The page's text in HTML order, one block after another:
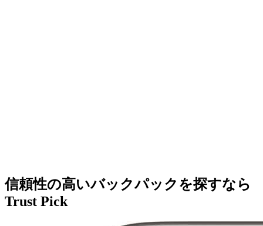
信頼性の高いバックパックを探すなら
Trust Pick